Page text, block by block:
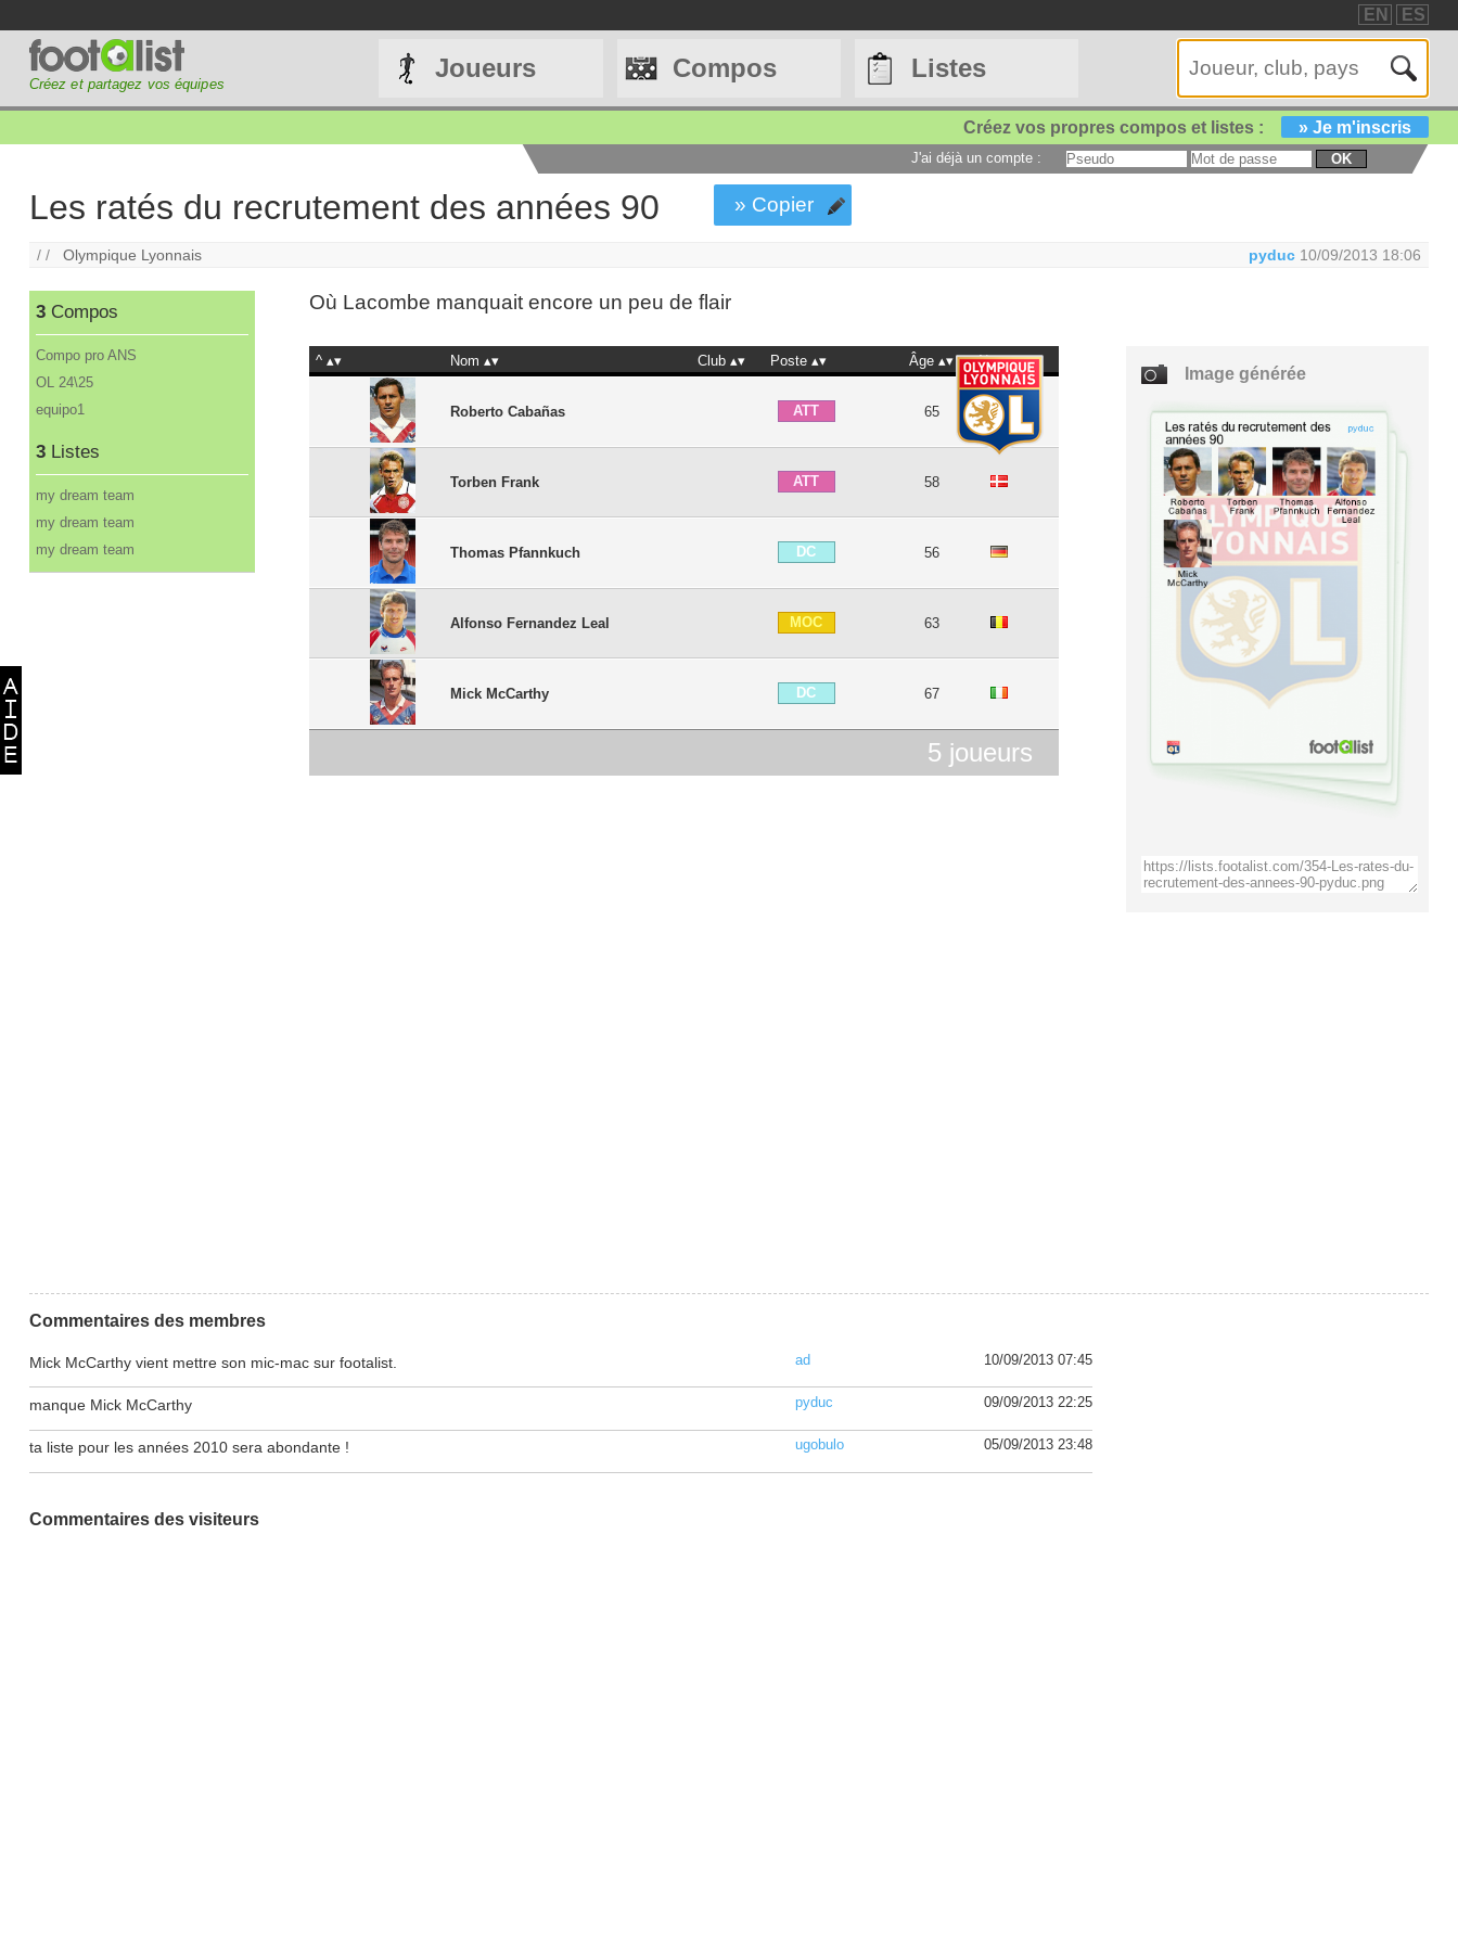
EN ES
Créez et partagez vos équipes
Joueurs Compos Listes
Créez vos propres compos et listes : » Je m'inscris
J'ai déjà un compte : OK
Les ratés du recrutement des années 90 » Copier
/ /Olympique Lyonnais pyduc 10/09/2013 18:06
3 Compos
Compo pro ANS
OL 24\25
equipo1
3 Listes
my dream team
my dream team
my dream team
Où Lacombe manquait encore un peu de flair
^ Nom Club Poste Âge Nat
Roberto Cabañas ATT 65
Torben Frank ATT 58
Thomas Pfannkuch DC 56
Alfonso Fernandez Leal MOC 63
Mick McCarthy DC 67
5 joueurs
Image générée
Commentaires des membres
Mick McCarthy vient mettre son mic-mac sur footalist. ad 10/09/2013 07:45
manque Mick McCarthy pyduc 09/09/2013 22:25
ta liste pour les années 2010 sera abondante ! ugobulo 05/09/2013 23:48
Commentaires des visiteurs